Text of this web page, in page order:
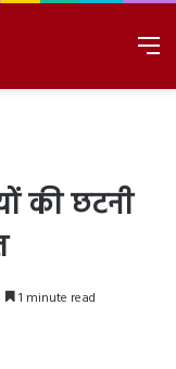
की छटनी
1 minute read